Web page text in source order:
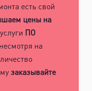
есть свой
цены на
ПО
на
заказывайте